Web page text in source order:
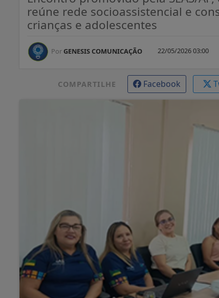
reúne rede socioassistencial e
crianças e adolescentes
Por GENESIS COMUNICAÇÃO 22/05/2026 03:00
COMPARTILHE Facebook